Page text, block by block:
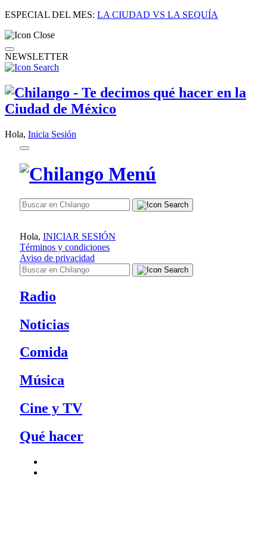
ESPECIAL DEL MES: LA CIUDAD VS LA SEQUÍA
NEWSLETTER
Hola, Inicia Sesión
Hola, INICIAR SESIÓN
Términos y condiciones
Aviso de privacidad
Radio
Noticias
Comida
Música
Cine y TV
Qué hacer